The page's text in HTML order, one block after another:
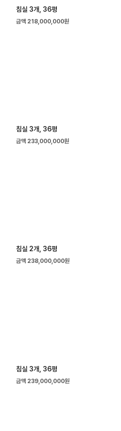
침실 3개, 36평
금액 218,000,000원
침실 3개, 36평
금액 233,000,000원
침실 2개, 36평
금액 238,000,000원
침실 3개, 36평
금액 239,000,000원